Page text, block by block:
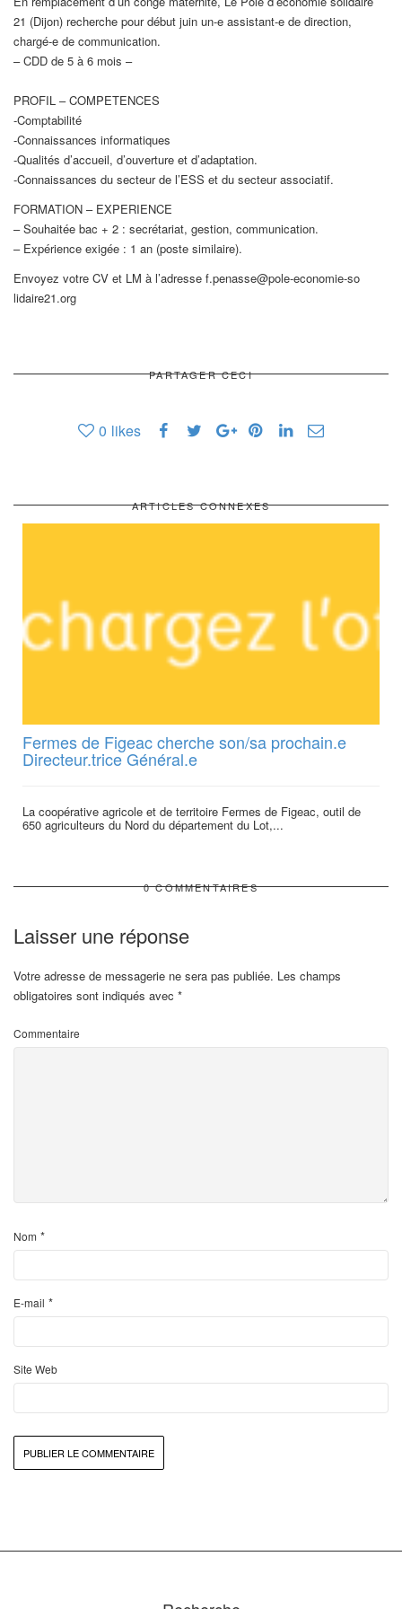
21 (Dijon) recherche pour début juin un-e assistant-e de direction,
chargé-e de communication.
– CDD de 5 à 6 mois –
PROFIL – COMPETENCES
-Comptabilité
-Connaissances informatiques
-Qualités d’accueil, d’ouverture et d’adaptation.
-Connaissances du secteur de l’ESS et du secteur associatif.
FORMATION – EXPERIENCE
– Souhaitée bac + 2 : secrétariat, gestion, communication.
– Expérience exigée : 1 an (poste similaire).
Envoyez votre CV et LM à l’adresse f.penasse@pole-economie-so
lidaire21.org
PARTAGER CECI
0 likes
ARTICLES CONNEXES
Fermes de Figeac cherche son/sa prochain.e
Directeur.trice Général.e
La coopérative agricole et de territoire Fermes de Figeac, outil de
650 agriculteurs du Nord du département du Lot,...
0 COMMENTAIRES
Laisser une réponse
Votre adresse de messagerie ne sera pas publiée. Les champs
obligatoires sont indiqués avec *
Commentaire
Nom *
E-mail *
Site Web